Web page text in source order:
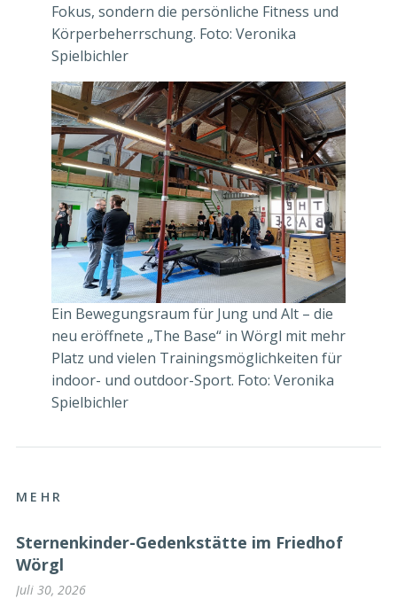
Fokus, sondern die persönliche Fitness und
Körperbeherrschung. Foto: Veronika
Spielbichler
Ein Bewegungsraum für Jung und Alt – die
neu eröffnete „The Base“ in Wörgl mit mehr
Platz und vielen Trainingsmöglichkeiten für
indoor- und outdoor-Sport. Foto: Veronika
Spielbichler
MEHR
Sternenkinder-Gedenkstätte im Friedhof
Wörgl
Juli 30, 2026